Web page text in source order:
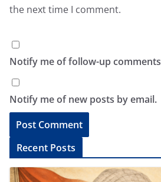
the next time I comment.
Notify me of follow-up
Notify me of new posts by email.
l
Recent Posts